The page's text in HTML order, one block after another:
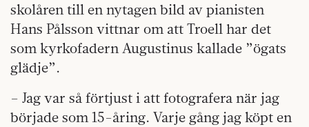
skolåren till en nytagen bild av pianisten
Hans Pålsson vittnar om att Troell har det
som kyrkofadern Augustinus kallade ”ögats
glädje”.
– Jag var så förtjust i att fotografera när jag
började som 15-åring. Varje gång jag köpt en